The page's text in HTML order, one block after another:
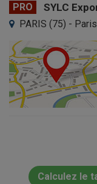
PRO SYLC
PARIS (75) -
Calculez le